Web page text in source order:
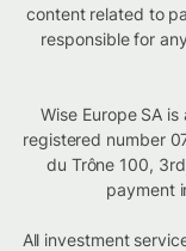
content related to
responsible for
Wise Europe SA
registered number
du Trône 100,
payment
All investment